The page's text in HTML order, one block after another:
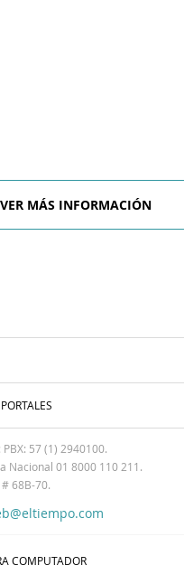
VER MÁS INFORMACIÓN
57 (1) 2940100.
Nacional 01 8000 110 211.
68B-70.
COMPUTADOR